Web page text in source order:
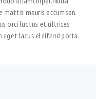
mauris accumsan.
orci luctus et ultrices
eget lacus eleifend porta.